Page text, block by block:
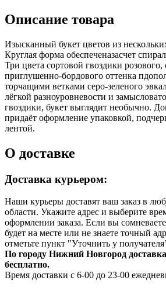
Описание товара
Изысканный букет цветов из
Круглая форма обеспеченазасчет
Три цвета сортовой гвоздики розового,
приглушенно-бордового оттенка
торчащими ветками серо-зеленого
лёгкой разноуровневости и
гвоздики, букет выглядит необычно.
придаёт оформление упаковкой,
лентой.
О доставке
Доставка курьером:
Наши курьеры доставят ваш заказ в
области. Укажите адрес и выберите
оформлении заказа. Если вы
будет на месте или не знаете точный
отметьте пункт "Уточнить у
По городу Нижний Новгород
бесплатно.
Время доставки с 6-00 до 23-00